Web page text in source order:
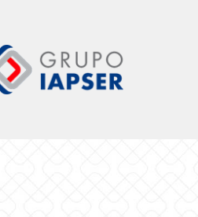
herramientas